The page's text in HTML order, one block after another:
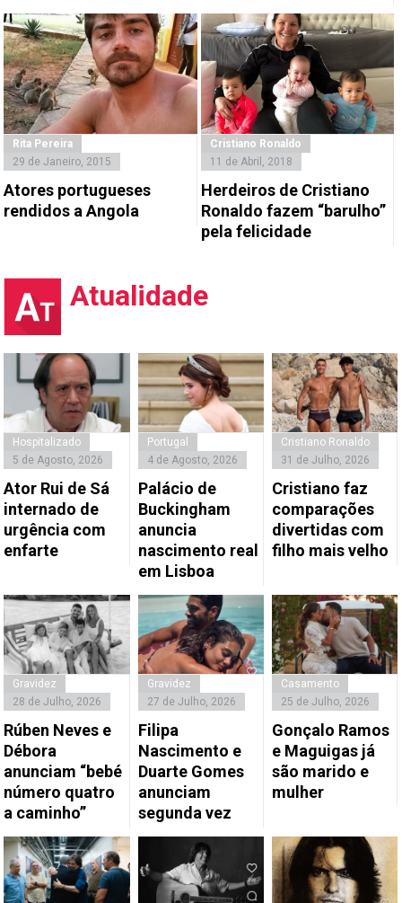
Rita Pereira
29 de Janeiro, 2015
Atores portugueses
rendidos a Angola
Cristiano Ronaldo
11 de Abril, 2018
Herdeiros de Cristiano
Ronaldo fazem “barulho”
pela felicidade
Atualidade
Hospitalizado
5 de Agosto, 2026
Ator Rui de Sá
internado de
urgência com
enfarte
Portugal
4 de Agosto, 2026
Palácio de
Buckingham
anuncia
nascimento real
em Lisboa
Cristiano Ronaldo
31 de Julho, 2026
Cristiano faz
comparações
divertidas com
filho mais velho
Gravidez
28 de Julho, 2026
Rúben Neves e
Débora
anunciam “bebé
número quatro
a caminho”
Gravidez
27 de Julho, 2026
Filipa
Nascimento e
Duarte Gomes
anunciam
segunda vez
Casamento
25 de Julho, 2026
Gonçalo Ramos
e Maguigas já
são marido e
mulher